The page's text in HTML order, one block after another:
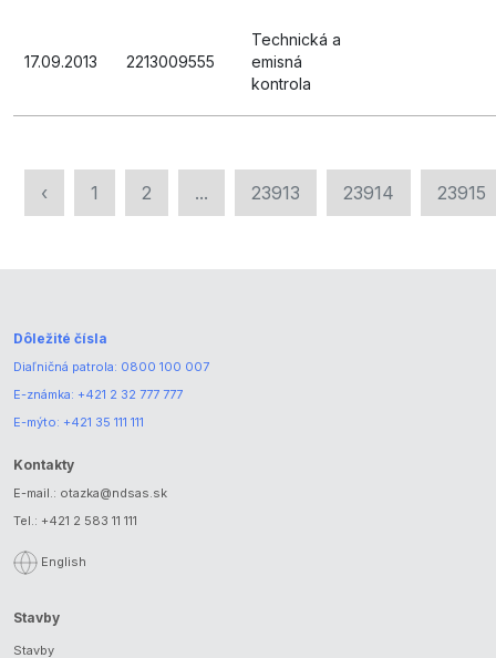
17.09.2013 2213009555
Technická a
emisná
kontrola
‹ 1 2 ... 23913 23914 23915
Dôležité čísla
Diaľničná patrola: 0800 100 007
E-známka: +421 2 32 777 777
E-mýto: +421 35 111 111
Kontakty
E-mail.: otazka@ndsas.sk
Tel.: +421 2 583 11 111
English
Stavby
Stavby